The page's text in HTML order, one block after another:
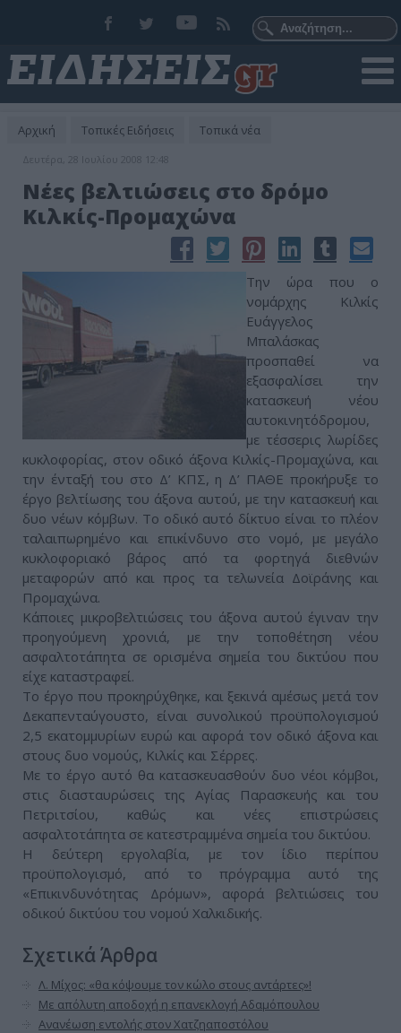
Αρχική Τοπικές Ειδήσεις Τοπικά νέα
Δευτέρα, 28 Ιουλίου 2008 12:48
Νέες βελτιώσεις στο δρόμο
Κιλκίς-Προμαχώνα
Την ώρα που ο
νομάρχης Κιλκίς
Ευάγγελος
Μπαλάσκας
προσπαθεί να
εξασφαλίσει την
κατασκευή νέου
αυτοκινητόδρομου,
με τέσσερις λωρίδες
κυκλοφορίας, στον οδικό άξονα Κιλκίς-Προμαχώνα, και
την ένταξή του στο Δ’ ΚΠΣ, η Δ’ ΠΑΘΕ προκήρυξε το
έργο βελτίωσης του άξονα αυτού, με την κατασκευή και
δυο νέων κόμβων. Το οδικό αυτό δίκτυο είναι το πλέον
ταλαιπωρημένο και επικίνδυνο στο νομό, με μεγάλο
κυκλοφοριακό βάρος από τα φορτηγά διεθνών
μεταφορών από και προς τα τελωνεία Δοϊράνης και
Προμαχώνα.
Κάποιες μικροβελτιώσεις του άξονα αυτού έγιναν την
προηγούμενη χρονιά, με την τοποθέτηση νέου
ασφαλτοτάπητα σε ορισμένα σημεία του δικτύου που
είχε καταστραφεί.
Το έργο που προκηρύχθηκε, και ξεκινά αμέσως μετά τον
Δεκαπενταύγουστο, είναι συνολικού προϋπολογισμού
2,5 εκατομμυρίων ευρώ και αφορά τον οδικό άξονα και
στους δυο νομούς, Κιλκίς και Σέρρες.
Με το έργο αυτό θα κατασκευασθούν δυο νέοι κόμβοι,
στις διασταυρώσεις της Αγίας Παρασκευής και του
Πετριτσίου, καθώς και νέες επιστρώσεις
ασφαλτοτάπητα σε κατεστραμμένα σημεία του δικτύου.
Η δεύτερη εργολαβία, με τον ίδιο περίπου
προϋπολογισμό, από το πρόγραμμα αυτό της
«Επικινδυνότητας Δρόμων», αφορά βελτιώσεις του
οδικού δικτύου του νομού Χαλκιδικής.
Σχετικά Άρθρα
Λ. Μίχος: «θα κόψουμε τον κώλο στους αντάρτες»!
Με απόλυτη αποδοχή η επανεκλογή Αδαμόπουλου
Ανανέωση εντολής στον Χατζηαποστόλου